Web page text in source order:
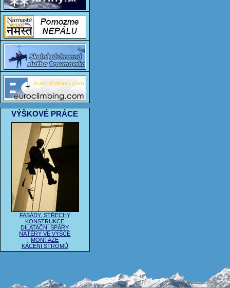
VÝŠKOVÉ PRÁCE
FASÁDY, STŘECHY
KONSTRUKCE
DILATAČNÍ SPÁRY
NÁTĚRY VE VÝŠCE
MONTÁŽE
KÁCENÍ STROMŮ